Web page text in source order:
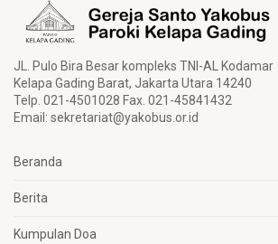
JL. Pulo Bira Besar kompleks TNI-AL Kodamar
Kelapa Gading Barat, Jakarta Utara 14240
Telp. 021-4501028 Fax. 021-45841432
Email: sekretariat@yakobus.or.id
Beranda
Berita
Kumpulan Doa